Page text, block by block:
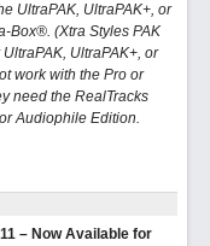
UltraPAK, UltraPAK+, or
Box®. (Xtra Styles PAK
UltraPAK+, or
work with the Pro or
need the RealTracks
Audiophile Edition.
– Now Available for